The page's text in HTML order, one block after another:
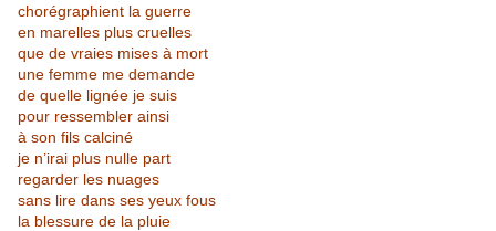
chorégraphient la guerre
en marelles plus cruelles
que de vraies mises à mort
une femme me demande
de quelle lignée je suis
pour ressembler ainsi
à son fils calciné
je n’irai plus nulle part
regarder les nuages
sans lire dans ses yeux fous
la blessure de la pluie